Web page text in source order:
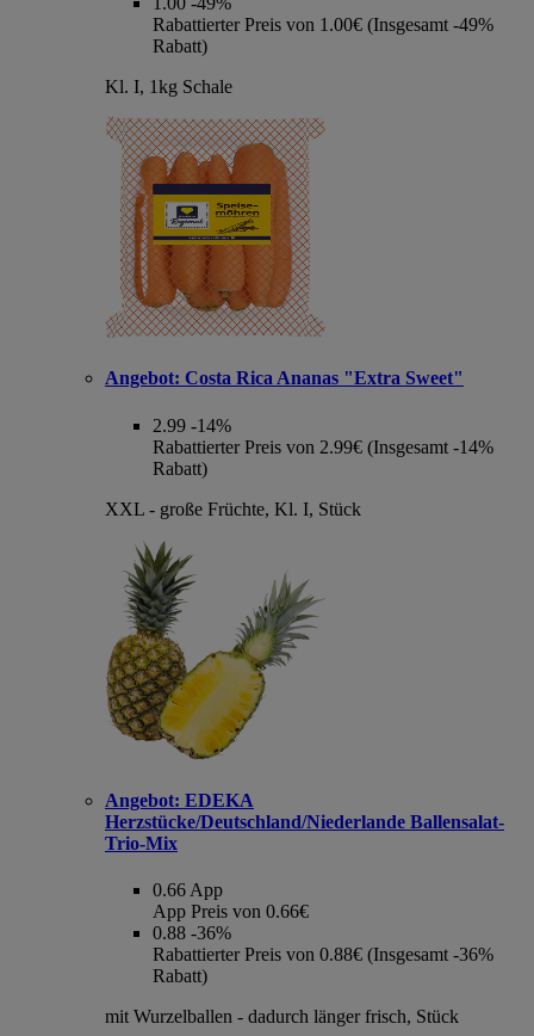
Rabattierter Preis von 1.00€ (Insgesamt -49%
Rabatt)
Kl. I, 1kg Schale
Angebot: Costa Rica Ananas "Extra Sweet"
2.99 -14%
Rabattierter Preis von 2.99€ (Insgesamt -14%
Rabatt)
XXL - große Früchte, Kl. I, Stück
Angebot: EDEKA
Herzstücke/Deutschland/Niederlande Ballensalat-
Trio-Mix
0.66 App
App Preis von 0.66€
0.88 -36%
Rabattierter Preis von 0.88€ (Insgesamt -36%
Rabatt)
mit Wurzelballen - dadurch länger frisch, Stück